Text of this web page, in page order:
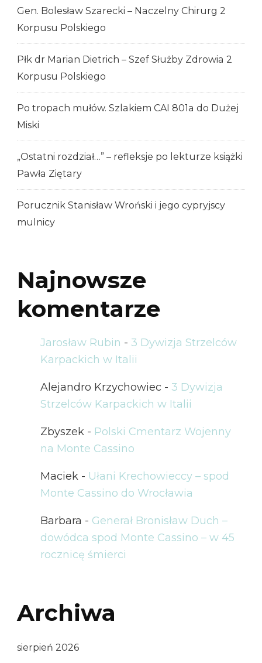
Gen. Bolesław Szarecki – Naczelny Chirurg 2
Korpusu Polskiego
Płk dr Marian Dietrich – Szef Służby Zdrowia 2
Korpusu Polskiego
Po tropach mułów. Szlakiem CAI 801a do Dużej
Miski
„Ostatni rozdział…” – refleksje po lekturze książki
Pawła Ziętary
Porucznik Stanisław Wroński i jego cypryjscy
mulnicy
Najnowsze
komentarze
Jarosław Rubin - 3 Dywizja Strzelców
Karpackich w Italii
Alejandro Krzychowiec - 3 Dywizja
Strzelców Karpackich w Italii
Zbyszek - Polski Cmentarz Wojenny
na Monte Cassino
Maciek - Ułani Krechowieccy – spod
Monte Cassino do Wrocławia
Barbara - Generał Bronisław Duch –
dowódca spod Monte Cassino – w 45
rocznicę śmierci
Archiwa
sierpień 2026